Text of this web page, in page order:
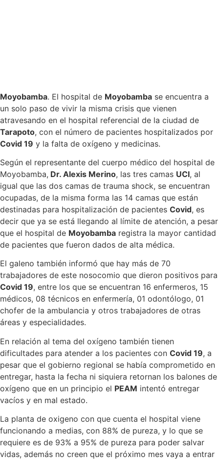
Moyobamba. El hospital de Moyobamba se encuentra a
un solo paso de vivir la misma crisis que vienen
atravesando en el hospital referencial de la ciudad de
Tarapoto, con el número de pacientes hospitalizados por
Covid 19 y la falta de oxígeno y medicinas.
Según el representante del cuerpo médico del hospital de
Moyobamba, Dr. Alexis Merino, las tres camas UCI, al
igual que las dos camas de trauma shock, se encuentran
ocupadas, de la misma forma las 14 camas que están
destinadas para hospitalización de pacientes Covid, es
decir que ya se está llegando al límite de atención, a pesar
que el hospital de Moyobamba registra la mayor cantidad
de pacientes que fueron dados de alta médica.
El galeno también informó que hay más de 70
trabajadores de este nosocomio que dieron positivos para
Covid 19, entre los que se encuentran 16 enfermeros, 15
médicos, 08 técnicos en enfermería, 01 odontólogo, 01
chofer de la ambulancia y otros trabajadores de otras
áreas y especialidades.
En relación al tema del oxígeno también tienen
dificultades para atender a los pacientes con Covid 19, a
pesar que el gobierno regional se había comprometido en
entregar, hasta la fecha ni siquiera retornan los balones de
oxígeno que en un principio el PEAM intentó entregar
vacíos y en mal estado.
La planta de oxigeno con que cuenta el hospital viene
funcionando a medias, con 88% de pureza, y lo que se
requiere es de 93% a 95% de pureza para poder salvar
vidas, además no creen que el próximo mes vaya a entrar